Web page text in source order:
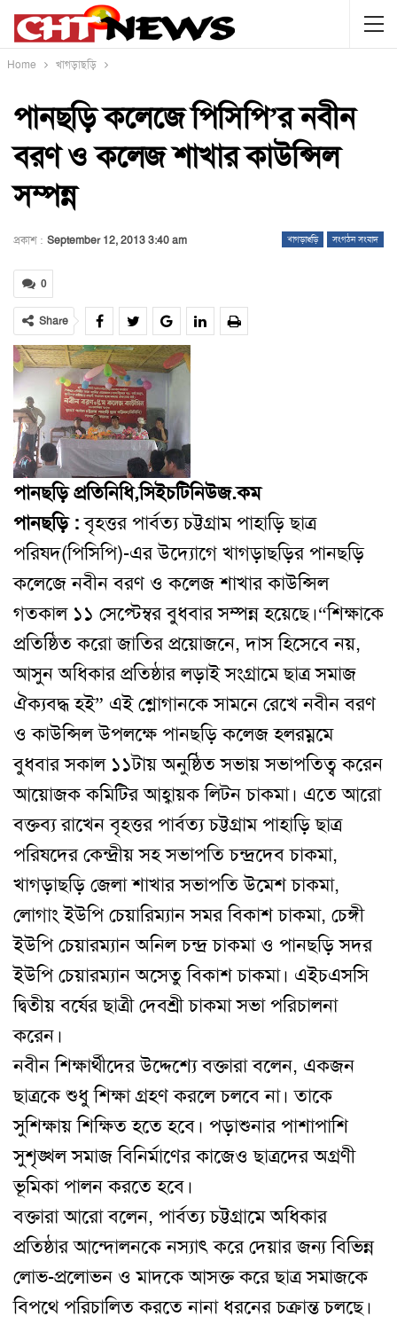
Home খাগড়াছড়ি
পানছড়ি কলেজে পিসিপি’র নবীন
বরণ ও কলেজ শাখার কাউন্সিল
সম্পন্ন
খাগড়াছড়ি সংগঠন সংবাদ
প্রকাশ : September 12, 2013 3:40 am
0
Share
পানছড়ি প্রতিনিধি,সিইচটিনিউজ.কম
পানছড়ি :বৃহত্তর পার্বত্য চট্টগ্রাম পাহাড়ি ছাত্র
পরিষদ(পিসিপি)-এর উদ্যোগে খাগড়াছড়ির পানছড়ি
কলেজে নবীন বরণ ও কলেজ শাখার কাউন্সিল
গতকাল ১১ সেপ্টেম্বর বুধবার সম্পন্ন হয়েছে।“শিক্ষাকে
প্রতিষ্ঠিত করো জাতির প্রয়োজনে, দাস হিসেবে নয়,
আসুন অধিকার প্রতিষ্ঠার লড়াই সংগ্রামে ছাত্র সমাজ
ঐক্যবদ্ধ হই” এই শ্লোগানকে সামনে রেখে নবীন বরণ
ও কাউন্সিল উপলক্ষে পানছড়ি কলেজ হলরম্নমে
বুধবার সকাল ১১টায় অনুষ্ঠিত সভায় সভাপতিত্ব করেন
আয়োজক কমিটির আহ্বায়ক লিটন চাকমা। এতে আরো
বক্তব্য রাখেন বৃহত্তর পার্বত্য চট্টগ্রাম পাহাড়ি ছাত্র
পরিষদের কেন্দ্রীয় সহ সভাপতি চন্দ্রদেব চাকমা,
খাগড়াছড়ি জেলা শাখার সভাপতি উমেশ চাকমা,
লোগাং ইউপি চেয়ারিম্যান সমর বিকাশ চাকমা, চেঙ্গী
ইউপি চেয়ারম্যান অনিল চন্দ্র চাকমা ও পানছড়ি সদর
ইউপি চেয়ারম্যান অসেতু বিকাশ চাকমা। এইচএসসি
দ্বিতীয় বর্ষের ছাত্রী দেবশ্রী চাকমা সভা পরিচালনা
করেন।
নবীন শিক্ষার্থীদের উদ্দেশ্যে বক্তারা বলেন, একজন
ছাত্রকে শুধু শিক্ষা গ্রহণ করলে চলবে না। তাকে
সুশিক্ষায় শিক্ষিত হতে হবে। পড়াশুনার পাশাপাশি
সুশৃঙ্খল সমাজ বিনির্মাণের কাজেও ছাত্রদের অগ্রণী
ভূমিকা পালন করতে হবে।
বক্তারা আরো বলেন, পার্বত্য চট্টগ্রামে অধিকার
প্রতিষ্ঠার আন্দোলনকে নস্যাৎকরে দেয়ার জন্য বিভিন্ন
লোভ-প্রলোভন ও মাদকে আসক্ত করে ছাত্র সমাজকে
বিপথে পরিচালিত করতে নানা ধরনের চক্রান্ত চলছে।